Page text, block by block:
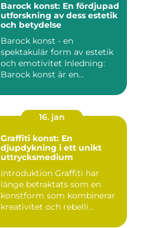
Barock konst: En fördjupad
utforskning av dess estetik
och betydelse
Barock konst - en
spektakulär form av estetik
och emotivitet Inledning:
Barock konst är en
16. jan
Graffiti konst: En
djupdykning i ett unikt
uttrycksmedium
Introduktion Graffiti har
länge betraktats som en
konstform som kombinerar
kreativitet och rebelli...